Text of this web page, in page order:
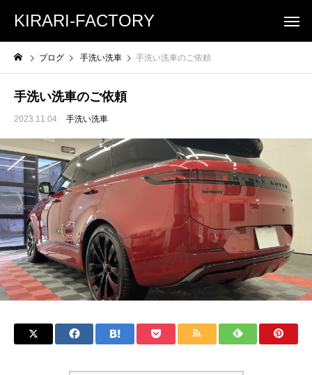
KIRARI-FACTORY
ブログ 手洗い洗車 手洗い洗車のご依頼
手洗い洗車のご依頼
2023.11.04 手洗い洗車